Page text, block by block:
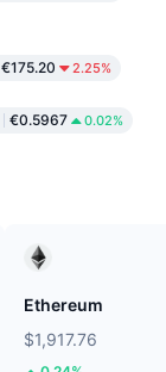
€175.20 2.25%
€0.5967 0.02%
Ethereum
$1,917.76